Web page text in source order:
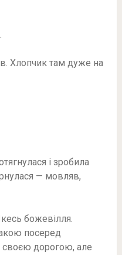
Хлопчик там дуже на
і зробила
— мовляв,
божевілля.
посеред
своєю дорогою, але